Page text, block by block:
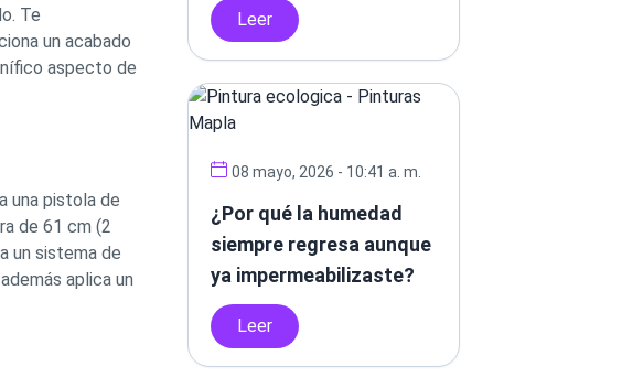
Te
un acabado
aspecto de
una pistola de
de 61 cm (2
un sistema de
aplica un
Leer
08 mayo, 2026 - 10:41 a. m.
¿Por qué la humedad
siempre regresa aunque
ya impermeabilizaste?
Leer